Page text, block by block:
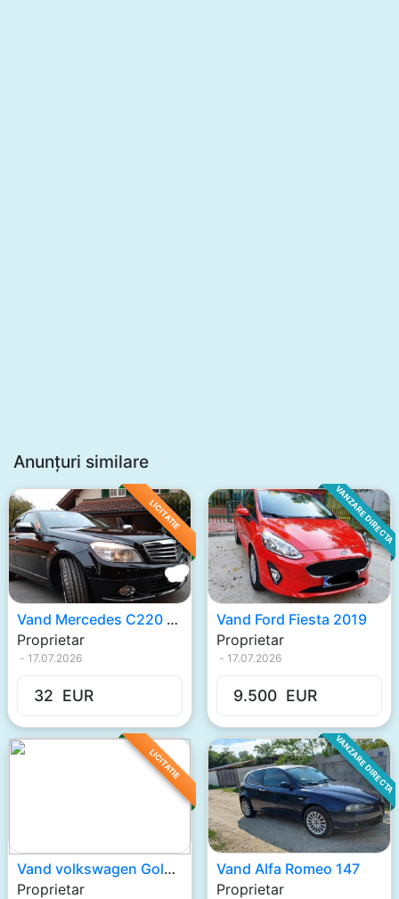
Anunțuri similare
LICITATIE
Vand Mercedes C220 2009
Proprietar
- 17.07.2026
32 EUR
VANZARE DIRECTA
Vand Ford Fiesta 2019
Proprietar
- 17.07.2026
9.500 EUR
LICITATIE
Vand volkswagen Gold V
Proprietar
VANZARE DIRECTA
Vand Alfa Romeo 147
Proprietar